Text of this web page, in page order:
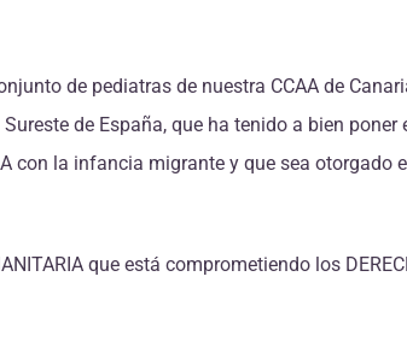
de pediatras de nuestra CCAA de
de España, que ha tenido a bien poner
con la infancia migrante y que sea otorgado
que está comprometiendo los